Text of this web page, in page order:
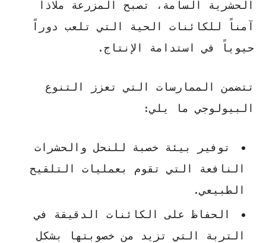
الحشرية السامة، تصبح المزرعة ملاذاً
آمناً للكائنات الحية التي تلعب دوراً
حيوياً في استدامة الإنتاج.
تتضمن الممارسات التي تعزز التنوع
البيولوجي ما يلي:
توفير بيئة خصبة للنحل والحشرات
النافعة التي تقوم بعمليات التلقيح
الطبيعي.
الحفاظ على الكائنات الدقيقة في
التربة التي تزيد من خصوبتها بشكل